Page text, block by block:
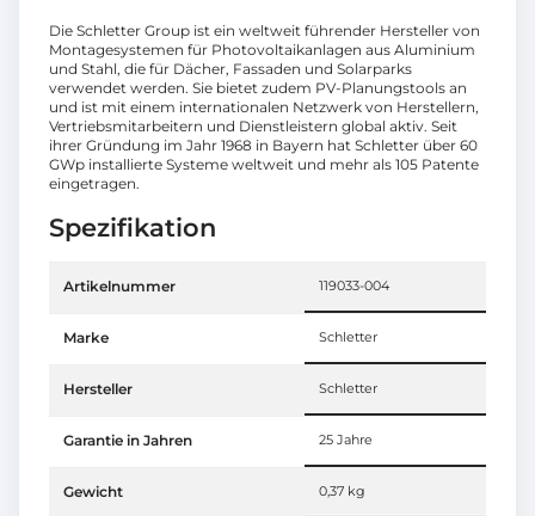
Die Schletter Group ist ein weltweit führender Hersteller von
Montagesystemen für Photovoltaikanlagen aus Aluminium
und Stahl, die für Dächer, Fassaden und Solarparks
verwendet werden. Sie bietet zudem PV-Planungstools an
und ist mit einem internationalen Netzwerk von Herstellern,
Vertriebsmitarbeitern und Dienstleistern global aktiv. Seit
ihrer Gründung im Jahr 1968 in Bayern hat Schletter über 60
GWp installierte Systeme weltweit und mehr als 105 Patente
eingetragen.
Spezifikation
Artikelnummer 119033-004
Marke Schletter
Hersteller Schletter
Garantie in Jahren 25 Jahre
Gewicht 0,37 kg